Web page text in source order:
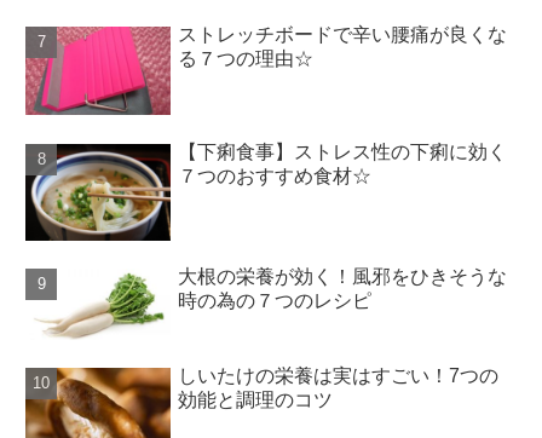
ストレッチボードで辛い腰痛が良くな
る７つの理由☆
【下痢食事】ストレス性の下痢に効く
７つのおすすめ食材☆
大根の栄養が効く！風邪をひきそうな
時の為の７つのレシピ
しいたけの栄養は実はすごい！7つの
効能と調理のコツ